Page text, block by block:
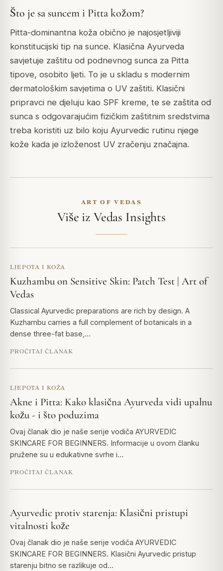
Što je sa suncem i Pitta kožom?
Pitta-dominantna koža obično je najosjetljiviji
konstitucijski tip na sunce. Klasična Ayurveda
savjetuje zaštitu od podnevnog sunca za Pitta
tipove, osobito ljeti. To je u skladu s modernim
dermatološkim savjetima o UV zaštiti. Klasični
pripravci ne djeluju kao SPF kreme, te se zaštita od
sunca s odgovarajućim fizičkim zaštitnim sredstvima
treba koristiti uz bilo koju Ayurvedic rutinu njege
kože kada je izloženost UV zračenju značajna.
ART OF VEDAS
Više iz Vedas Insights
LJEPOTA I KOŽA
Kuzhambu on Sensitive Skin: Patch Test | Art of
Vedas
Classical Ayurvedic preparations are rich by design. A
Kuzhambu carries a full complement of botanicals in a
dense three-fat base,…
PROČITAJ ČLANAK
LJEPOTA I KOŽA
Akne i Pitta: Kako klasična Ayurveda vidi upalnu
kožu - i što poduzima
Ovaj članak dio je naše serije vodiča AYURVEDIC
SKINCARE FOR BEGINNERS. Informacije u ovom članku
pružene su u edukativne svrhe i…
PROČITAJ ČLANAK
Ayurvedic protiv starenja: Klasični pristupi
vitalnosti kože
Ovaj članak dio je naše serije vodiča AYURVEDIC
SKINCARE FOR BEGINNERS. Klasični Ayurvedic pristup
starenju bitno se razlikuje od…